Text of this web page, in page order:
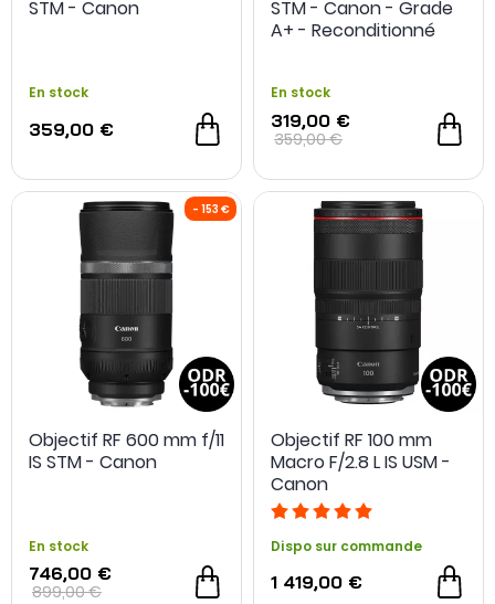
STM - Canon
En stock
359,00 €
STM - Canon - Grade
A+ - Reconditionné
En stock
319,00 €
359,00 €
Objectif RF 600 mm f/11
IS STM - Canon
En stock
746,00 €
899,00 €
Objectif RF 100 mm
Macro F/2.8 L IS USM -
Canon
Dispo sur commande
1 419,00 €